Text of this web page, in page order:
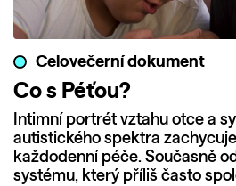
Celovečerní dokument
Co s Péťou?
Intimní portrét vztahu otce a
autistického spektra
každodenní péče. Současně
systému, který příliš často